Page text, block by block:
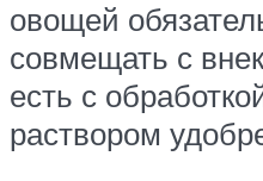
овощей
совмещать с
есть с
раствором